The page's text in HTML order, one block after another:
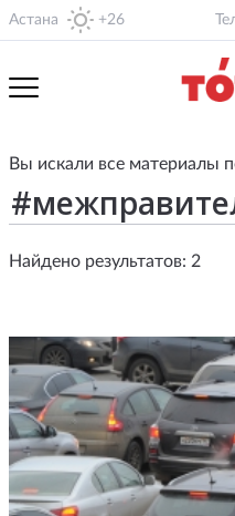
Астана +26
Вы искали все материалы
Найдено результатов: 2